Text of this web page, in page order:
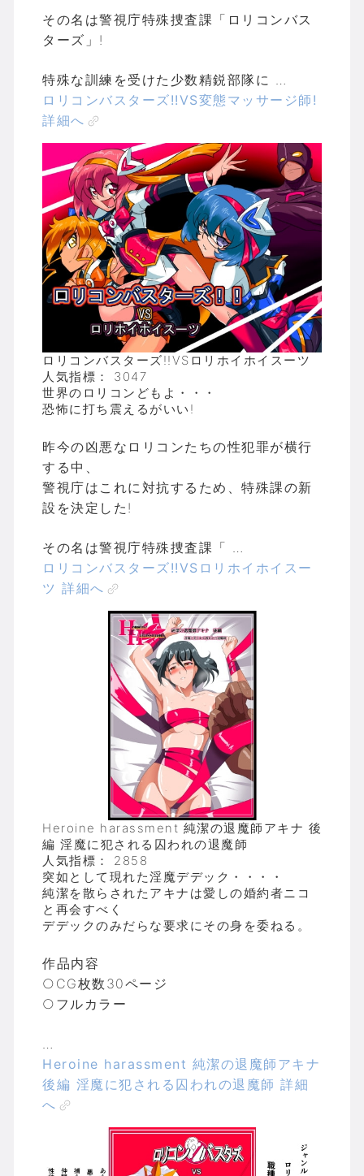
その名は警視庁特殊捜査課「ロリコンバス
ターズ」!
特殊な訓練を受けた少数精鋭部隊に …
ロリコンバスターズ!!VS変態マッサージ師!
詳細へ
ロリコンバスターズ!!VSロリホイホイスーツ
人気指標： 3047
世界のロリコンどもよ・・・
恐怖に打ち震えるがいい!
昨今の凶悪なロリコンたちの性犯罪が横行
する中、
警視庁はこれに対抗するため、特殊課の新
設を決定した!
その名は警視庁特殊捜査課「 …
ロリコンバスターズ!!VSロリホイホイスー
ツ 詳細へ
Heroine harassment 純潔の退魔師アキナ 後
編 淫魔に犯される囚われの退魔師
人気指標： 2858
突如として現れた淫魔デデック・・・・
純潔を散らされたアキナは愛しの婚約者ニコ
と再会すべく
デデックのみだらな要求にその身を委ねる。
作品内容
○CG枚数30ページ
○フルカラー
…
Heroine harassment 純潔の退魔師アキナ
後編 淫魔に犯される囚われの退魔師 詳細
へ